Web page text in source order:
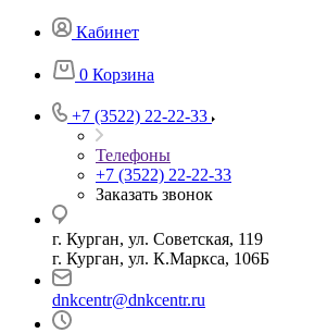
Кабинет
0 Корзина
+7 (3522) 22-22-33
Телефоны
+7 (3522) 22-22-33
Заказать звонок
г. Курган, ул. Советская, 119
г. Курган, ул. К.Маркса, 106Б
dnkcentr@dnkcentr.ru